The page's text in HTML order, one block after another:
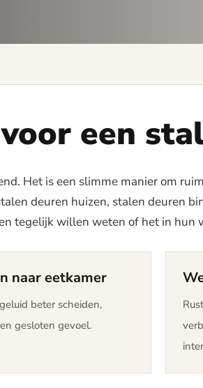
een
Het is een slimme manier om
deuren huizen, stalen deuren
tegelijk willen weten of het in hun
naar eetkamer
beter scheiden,
gesloten gevoel.